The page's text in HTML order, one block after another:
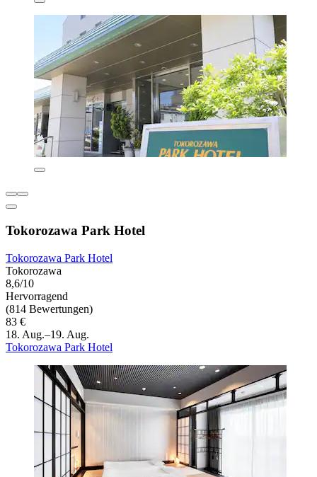
Tokorozawa Park Hotel
Tokorozawa Park Hotel
Tokorozawa
8,6/10
Hervorragend
(814 Bewertungen)
83 €
18. Aug.–19. Aug.
Tokorozawa Park Hotel